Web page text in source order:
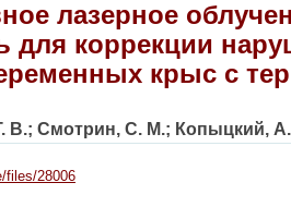
лазерное
для коррекции
крыс с
В.; Смотрин, С. М.; Копыцкий,
files/28006